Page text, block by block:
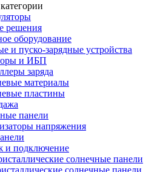
решения
оборудование
и пуско-зарядные устройства
и ИБП
заряда
материалы
пластины
панели
напряжения
и подключение
солнечные панели
солнечные панели